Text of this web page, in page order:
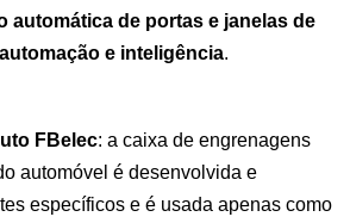
automática de portas e janelas de
e inteligência.
FBelec: a caixa de engrenagens
automóvel é desenvolvida e
específicos e é usada apenas como